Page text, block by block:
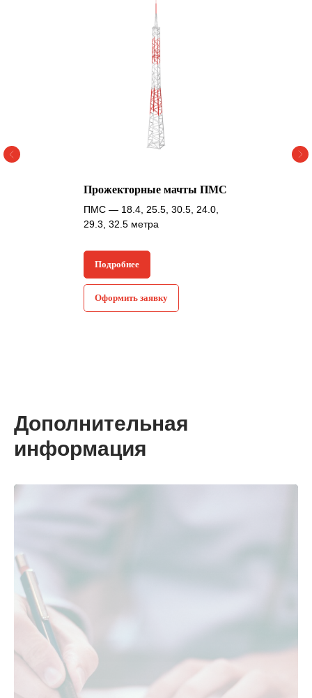
Прожекторные мачты ПМС
ПМС — 18.4, 25.5, 30.5, 24.0,
29.3, 32.5 метра
Подробнее
Оформить заявку
Дополнительная
информация